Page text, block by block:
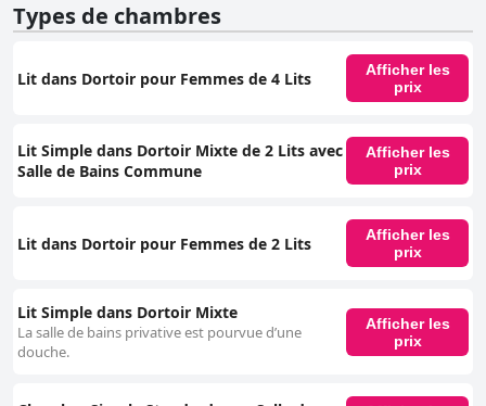
Types de chambres
Lit dans Dortoir pour Femmes de 4 Lits
Afficher les
prix
Lit Simple dans Dortoir Mixte de 2 Lits avec
Salle de Bains Commune
Afficher les
prix
Lit dans Dortoir pour Femmes de 2 Lits
Afficher les
prix
Lit Simple dans Dortoir Mixte
La salle de bains privative est pourvue d’une
douche.
Afficher les
prix